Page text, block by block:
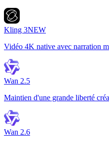
Kling 3NEW
Vidéo 4K native avec narration
Wan 2.5
Maintien d'une grande liberté
Wan 2.6